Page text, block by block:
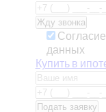
данных
Купить в